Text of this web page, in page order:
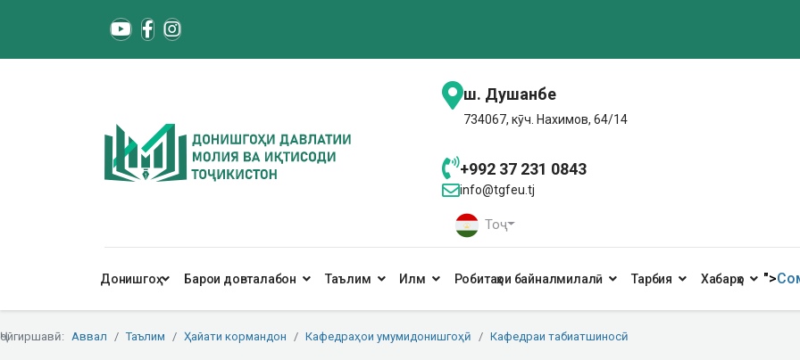
ш. Душанбе
734067, кӯч. Нахимов, 64/14
+992 37 231 0843
info@tgfeu.tj
Тоҷ
Донишгоҳ Барои довталабон Таълим Илм Робитаҳои байналмилалӣ Тарбия Хабарҳо ">
Ҷойгиршавӣ: Аввал Таълим Ҳайати кормандон Кафедраҳои умумидонишгоҳӣ Кафедраи табиатшиносӣ